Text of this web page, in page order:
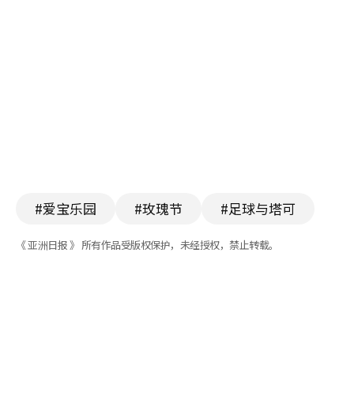
#爱宝乐园 #玫瑰节 #足球与塔可
《 亚洲日报 》 所有作品受版权保护，未经授权，禁止转载。